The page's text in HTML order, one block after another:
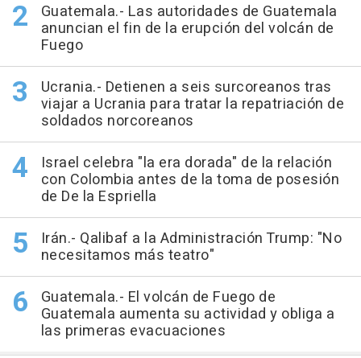
Guatemala.- Las autoridades de Guatemala
anuncian el fin de la erupción del volcán de
Fuego
Ucrania.- Detienen a seis surcoreanos tras
viajar a Ucrania para tratar la repatriación de
soldados norcoreanos
Israel celebra "la era dorada" de la relación
con Colombia antes de la toma de posesión
de De la Espriella
Irán.- Qalibaf a la Administración Trump: "No
necesitamos más teatro"
Guatemala.- El volcán de Fuego de
Guatemala aumenta su actividad y obliga a
las primeras evacuaciones